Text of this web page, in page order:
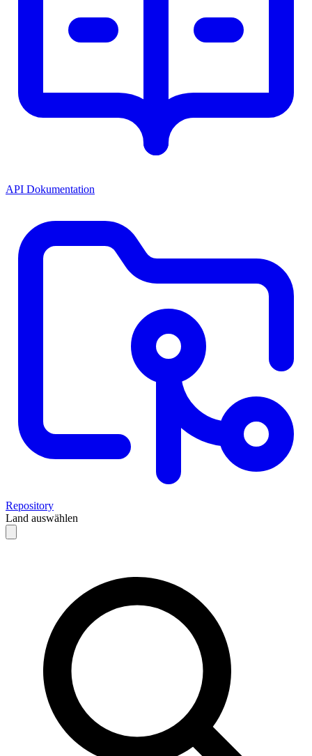
API Dokumentation
Repository
Land auswählen